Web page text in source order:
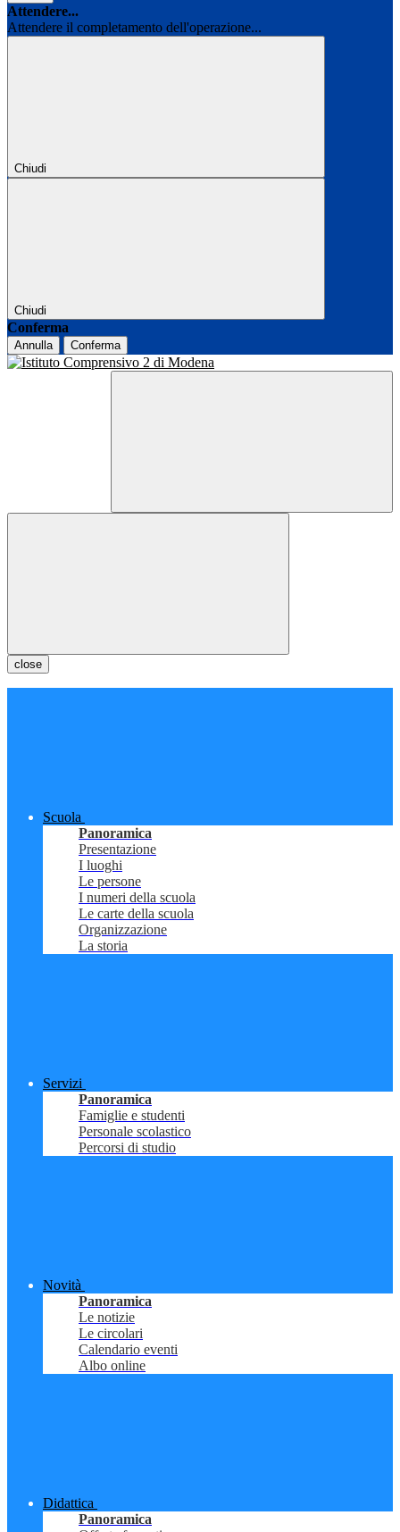
Attendere...
Attendere il completamento dell'operazione...
Chiudi
Chiudi
Conferma
Annulla Conferma
close
Scuola
Panoramica
Presentazione
I luoghi
Le persone
I numeri della scuola
Le carte della scuola
Organizzazione
La storia
Servizi
Panoramica
Famiglie e studenti
Personale scolastico
Percorsi di studio
Novità
Panoramica
Le notizie
Le circolari
Calendario eventi
Albo online
Didattica
Panoramica